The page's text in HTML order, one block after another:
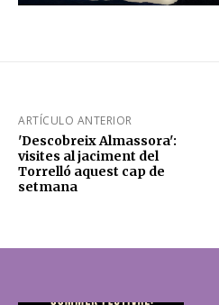
ARTÍCULO ANTERIOR
'Descobreix Almassora':
visites al jaciment del
Torrelló aquest cap de
setmana